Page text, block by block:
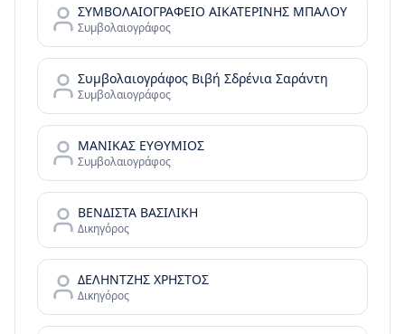
ΣΥΜΒΟΛΑΙΟΓΡΑΦΕΙΟ ΑΙΚΑΤΕΡΙΝΗΣ ΜΠΑΛΟΥ
Συμβολαιογράφος
Συμβολαιογράφος Βιβή Σδρένια Σαράντη
Συμβολαιογράφος
ΜΑΝΙΚΑΣ ΕΥΘΥΜΙΟΣ
Συμβολαιογράφος
ΒΕΝΔΙΣΤΑ ΒΑΣΙΛΙΚΗ
Δικηγόρος
ΔΕΛΗΝΤΖΗΣ ΧΡΗΣΤΟΣ
Δικηγόρος